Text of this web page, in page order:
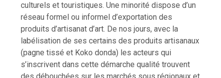
culturels et touristiques. Une minorité dispose d’un
réseau formel ou informel d’exportation des
produits d’artisanat d’art. De nos jours, avec la
labélisation de ses certains des produits artisanaux
(pagne tissé et Koko donda) les acteurs qui
s’inscrivent dans cette démarche qualité trouvent